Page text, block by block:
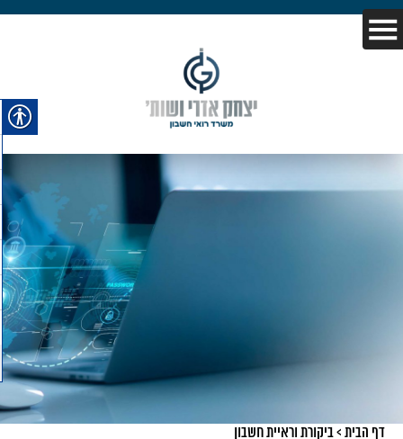
דף הבית >ביקורת וראיית חשבון